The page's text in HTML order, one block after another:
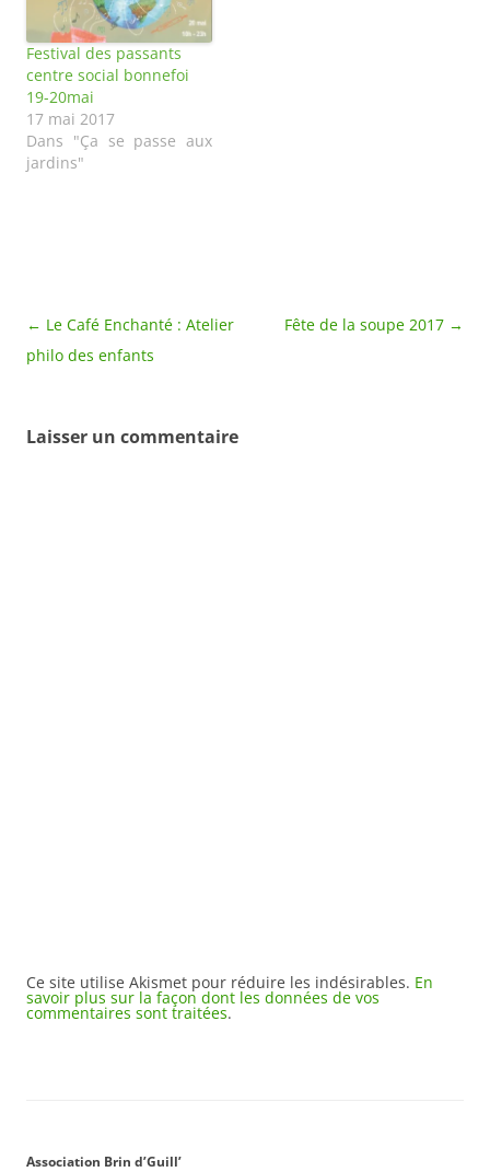
Festival des passants
centre social bonnefoi
19-20mai
17 mai 2017
Dans "Ça se passe aux
jardins"
Navigation
des
← Le Café Enchanté : Atelier
philo des enfants
Fête de la soupe 2017 →
Laisser un commentaire
Ce site utilise Akismet pour réduire les indésirables. En
savoir plus sur la façon dont les données de vos
commentaires sont traitées.
Association Brin d’Guill’